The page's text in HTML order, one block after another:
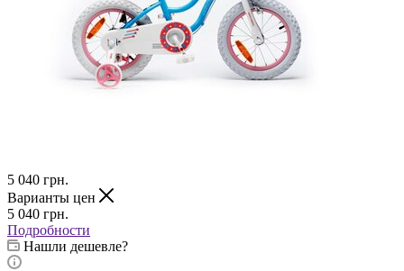
5 040 грн.
Варианты цен
5 040 грн.
Подробности
Нашли дешевле?